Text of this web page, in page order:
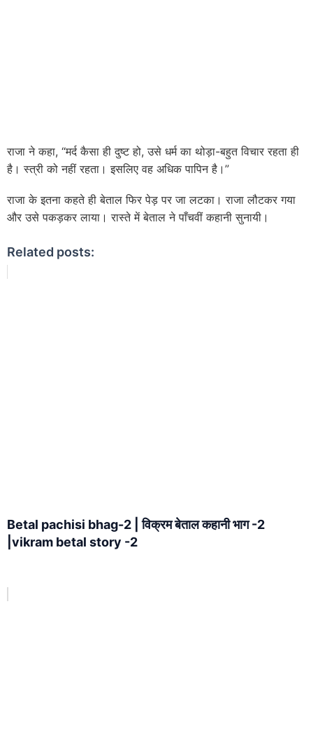
राजा ने कहा, “मर्द कैसा ही दुष्ट हो, उसे धर्म का थोड़ा-बहुत विचार रहता ही
है। स्त्री को नहीं रहता। इसलिए वह अधिक पापिन है।”
राजा के इतना कहते ही बेताल फिर पेड़ पर जा लटका। राजा लौटकर गया
और उसे पकड़कर लाया। रास्ते में बेताल ने पाँचवीं कहानी सुनायी।
Related posts:
Betal pachisi bhag-2 | विक्रम बेताल कहानी भाग -2
|vikram betal story -2